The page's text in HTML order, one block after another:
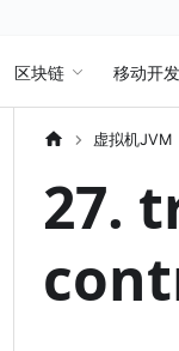
区块链 移动开发
虚拟机JVM
27.